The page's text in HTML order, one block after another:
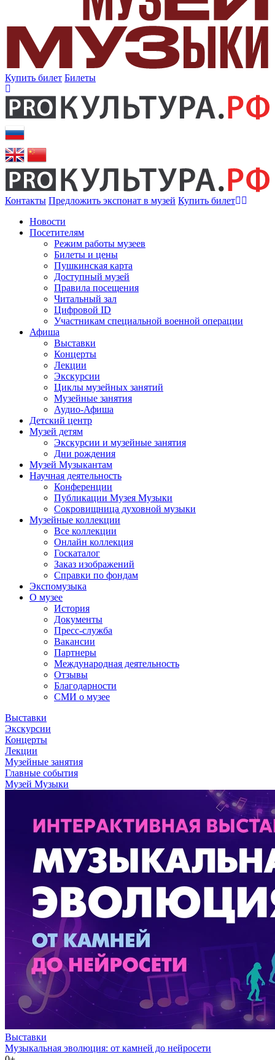
Купить билет Билеты
Контакты Предложить экспонат в музей Купить билет
Новости
Посетителям
Режим работы музеев
Билеты и цены
Пушкинская карта
Доступный музей
Правила посещения
Читальный зал
Цифровой ID
Участникам специальной военной операции
Афиша
Выставки
Концерты
Лекции
Экскурсии
Циклы музейных занятий
Музейные занятия
Аудио-Афиша
Детский центр
Музей детям
Экскурсии и музейные занятия
Дни рождения
Музей Музыкантам
Научная деятельность
Конференции
Публикации Музея Музыки
Сокровищница духовной музыки
Музейные коллекции
Все коллекции
Онлайн коллекция
Госкаталог
Заказ изображений
Справки по фондам
Экспомузыка
О музее
История
Документы
Пресс-служба
Вакансии
Партнеры
Международная деятельность
Отзывы
Благодарности
СМИ о музее
Выставки
Экскурсии
Концерты
Лекции
Музейные занятия
Главные события
Музей Музыки
Выставки
Музыкальная эволюция: от камней до нейросети